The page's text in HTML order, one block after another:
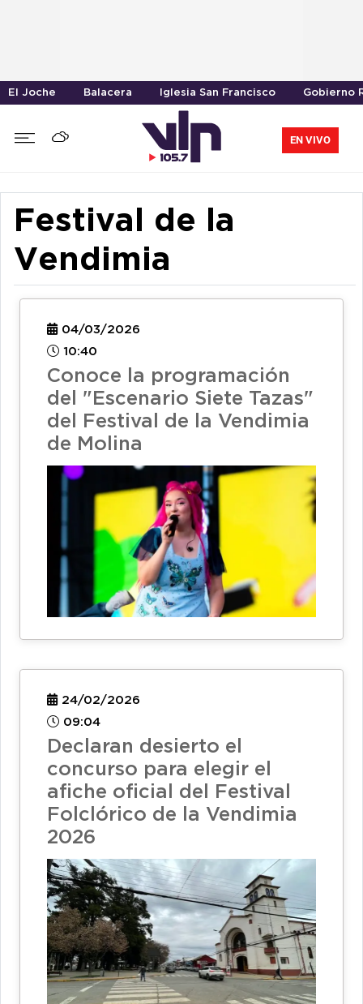
El Joche Balacera Iglesia San Francisco Gobierno
EN VIVO
Festival de la
Vendimia
04/03/2026
10:40
Conoce la programación
del "Escenario Siete Tazas"
del Festival de la Vendimia
de Molina
24/02/2026
09:04
Declaran desierto el
concurso para elegir el
afiche oficial del Festival
Folclórico de la Vendimia
2026